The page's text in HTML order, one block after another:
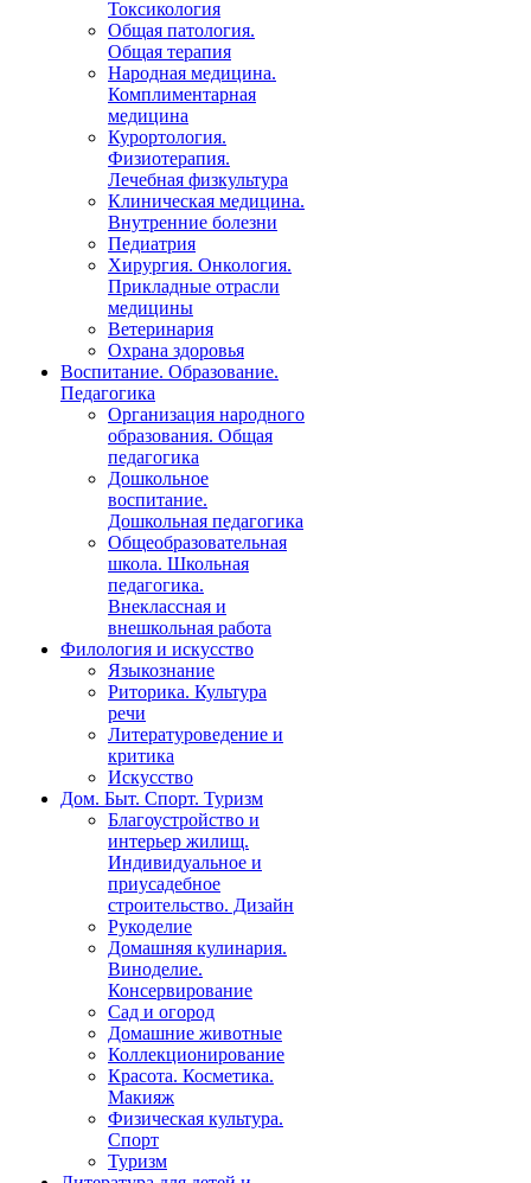
Токсикология
Общая патология.
Общая терапия
Народная медицина.
Комплиментарная
медицина
Курортология.
Физиотерапия.
Лечебная физкультура
Клиническая медицина.
Внутренние болезни
Педиатрия
Хирургия. Онкология.
Прикладные отрасли
медицины
Ветеринария
Охрана здоровья
Воспитание. Образование.
Педагогика
Организация народного
образования. Общая
педагогика
Дошкольное
воспитание.
Дошкольная педагогика
Общеобразовательная
школа. Школьная
педагогика.
Внеклассная и
внешкольная работа
Филология и искусство
Языкознание
Риторика. Культура
речи
Литературоведение и
критика
Искусство
Дом. Быт. Спорт. Туризм
Благоустройство и
интерьер жилищ.
Индивидуальное и
приусадебное
строительство. Дизайн
Рукоделие
Домашняя кулинария.
Виноделие.
Консервирование
Сад и огород
Домашние животные
Коллекционирование
Красота. Косметика.
Макияж
Физическая культура.
Спорт
Туризм